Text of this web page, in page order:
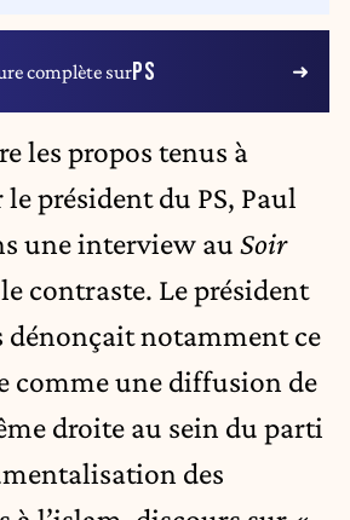
complète surPS
les propos tenus à
président du PS, Paul
une interview au Soir
contraste. Le président
dénonçait notamment ce
comme une diffusion de
droite au sein du parti
des